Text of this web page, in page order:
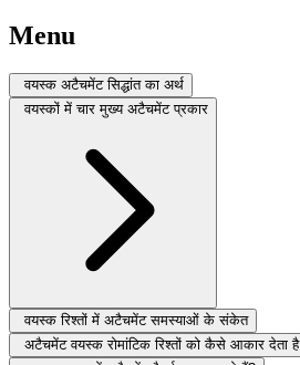
Menu
वयस्क अटैचमेंट सिद्धांत का अर्थ
वयस्कों में चार मुख्य अटैचमेंट प्रकार
वयस्क रिश्तों में अटैचमेंट समस्याओं के संकेत
अटैचमेंट वयस्क रोमांटिक रिश्तों को कैसे आकार देता है